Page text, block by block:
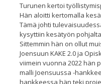
Turunen kertoi työllistymis
Hän aloitti kertomalla
Tämä johti
kysyttiin kesätyön pohjalta
Sittemmin hän on ollut
Joensuun KAKE 2.0 ja
viimein vuonna 2022hän
malli Joensuussa -
hankkeessa hän teki